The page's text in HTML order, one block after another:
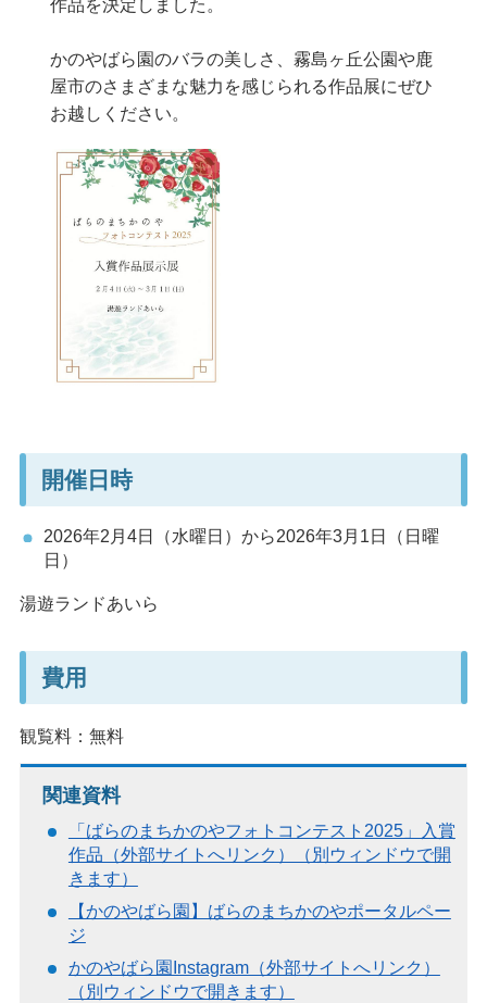
作品を決定しました。
かのやばら園のバラの美しさ、霧島ヶ丘公園や鹿
屋市のさまざまな魅力を感じられる作品展にぜひ
お越しください。
開催日時
2026年2月4日（水曜日）から2026年3月1日（日曜
日）
湯遊ランドあいら
費用
観覧料：無料
関連資料
「ばらのまちかのやフォトコンテスト2025」入賞
作品（外部サイトへリンク）（別ウィンドウで開
きます）
【かのやばら園】ばらのまちかのやポータルペー
ジ
かのやばら園Instagram（外部サイトへリンク）
（別ウィンドウで開きます）